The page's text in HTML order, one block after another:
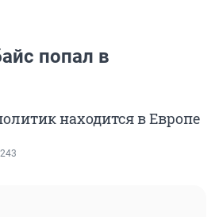
попал в
находится в Европе